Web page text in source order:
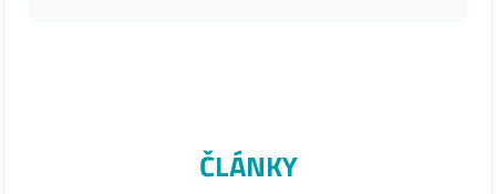
ČLÁNKY